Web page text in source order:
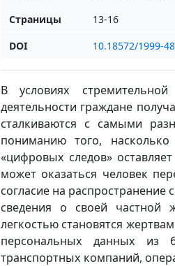
Страницы
13-16
DOI
10.18572/1999-
В условиях
деятельности граждане
сталкиваются с самыми
пониманию того, насколько
«цифровых следов»
может оказаться человек
согласие на
сведения о своей частной
легкостью становятся
персональных данных из
транспортных компаний,